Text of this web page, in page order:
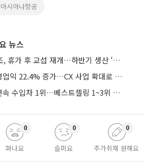
시아나항공
뉴스
현대차·기아 노조, 휴가 후 교섭 재개…하반기 생산 ‘분수령’
이노션, 2분기 영업익 22.4% 증가…CX 사업 확대로 성장세 지속
테슬라, 6개월 연속 수입차 1위…베스트셀링 1~3위 싹쓸이
화나요
0
슬퍼요
0
추가취재 원해요
0